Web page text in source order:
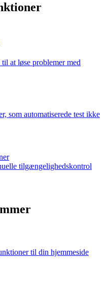
at løse problemer med
som automatiserede test ikke
tilgængelighedskontrol
til din hjemmeside